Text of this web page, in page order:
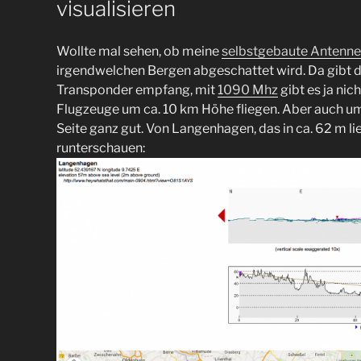
visualisieren
Wollte mal sehen, ob meineselbstgebaute Antenne
irgendwelchen Bergen abgeschattet wird. Da gibt
Transponder empfang, mit 1090 Mhz gibt es ja
Flugzeuge um ca. 10 km Höhe fliegen. Aber auch
Seite ganz gut. Von Langenhagen, das in ca. 62 m
runterschauen: